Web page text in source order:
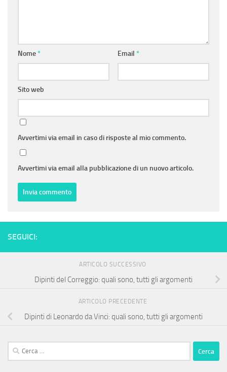
Nome* Email *
Sito web
Avvertimi via email in caso di risposte al mio commento.
Avvertimi via email alla pubblicazione di un nuovo articolo.
SEGUICI:
ARTICOLO SUCCESSIVO
Dipinti del Correggio: quali sono, tutti gli argomenti
ARTICOLO PRECEDENTE
Dipinti di Leonardo da Vinci: quali sono, tutti gli argomenti
Ricerca
per: